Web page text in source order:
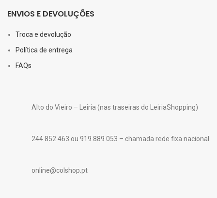
ENVIOS E DEVOLUÇÕES
Troca e devolução
Política de entrega
FAQs
Alto do Vieiro – Leiria (nas traseiras do LeiriaShopping)
244 852 463 ou 919 889 053 – chamada rede fixa nacional
online@colshop.pt